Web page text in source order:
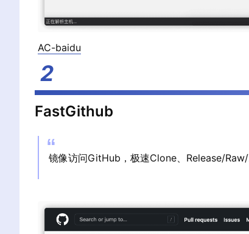
AC-baidu
FastGithub
镜像访问GitHub，极速Clone、Release/